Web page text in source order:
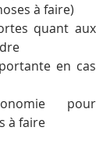
à faire)
quant aux
en cas
pour
à faire